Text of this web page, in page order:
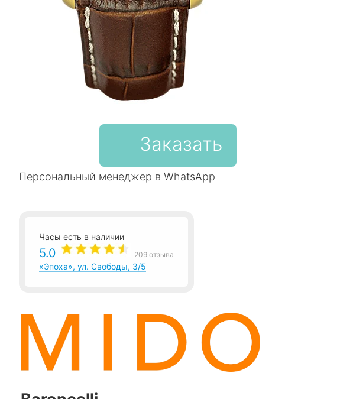
Заказать
Персональный менеджер в WhatsApp
Часы есть в наличии
5.0 209 отзыва
«Эпоха», ул. Свободы, 3/5